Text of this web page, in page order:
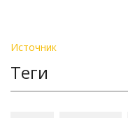
Источник
Теги